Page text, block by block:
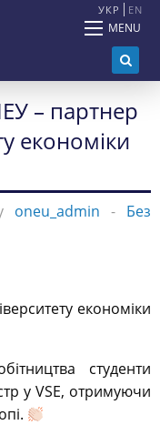
УКР EN
MENU
– партнер
економіки
oneu_admin - Без
економіки
студенти
у VSE, отримуючи